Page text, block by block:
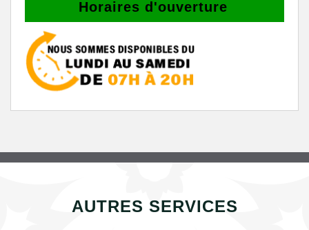
Horaires d'ouverture
AUTRES SERVICES